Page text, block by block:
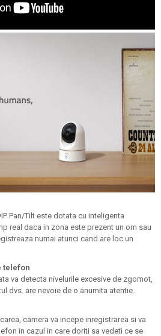
Pan/Tilt este dotata cu inteligenta
real daca in zona este prezent un om sau
numai atunci cand are loc un
telefon
va detecta nivelurile excesive de zgomot,
dvs. are nevoie de o anumita atentie.
camera va incepe inregistrarea si va
in cazul in care doriti sa vedeti ce se